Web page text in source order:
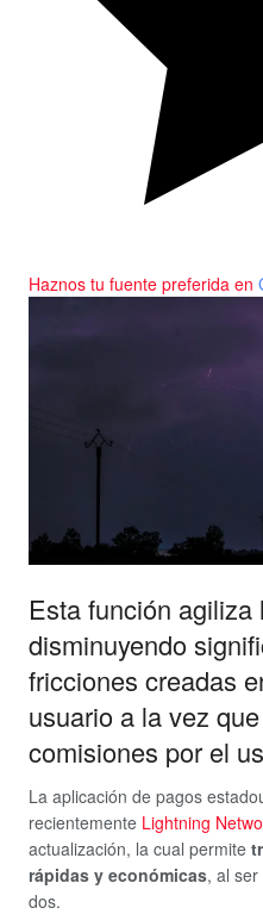
Haznos tu fuente preferida en
Esta función agiliza
disminuyendo
fricciones creadas
usuario a la vez
comisiones por el
La aplicación de pagos
recientemente Lightning
actualización, la cual permite
rápidas y económicas, al
dos.